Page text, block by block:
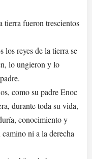
fueron trescientos
los reyes de la tierra se
lo ungieron y lo
como su padre Enoc
durante toda su vida,
conocimiento y
ni a la derecha